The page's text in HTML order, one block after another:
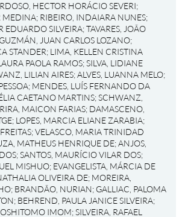
HECTOR HORÁCIO SEVERI;
MEDINA; RIBEIRO, INDAIARA NUNES;
EDUARDO SILVEIRA;TAVARES, JOÃO
GUZMÁN, JUAN CARLOS LOZANO;
STANDER; LIMA, KELLEN CRISTINA
PAOLA RAMOS;SILVA, LIDIANE
LILIAN AIRES;ALVES, LUANNA MELO;
; MENDES, LUÍS FERNANDO DA
CAETANO MARTINS;SCHWANZ,
MAICON FARIAS; DAMASCENO,
; LOPES, MARCIA ELIANE ZARABIA;
;VELASCO, MARIA TRINIDAD
MATHEUS HENRIQUE DE;ANJOS,
;SANTOS, MAURÍCIO VILAR DOS;
MISHUO; EVANGELISTA, MÁRCIA DE
OLIVEIRA DE; MOREIRA,
; BRANDÃO, NURIAN; GALLIAC, PALOMA
; BEHREND, PAULA JANICE SILVEIRA;
IMOM;SILVEIRA, RAFAEL